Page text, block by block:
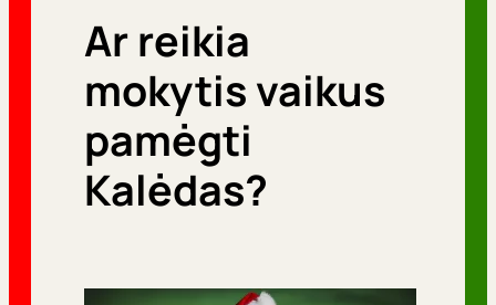
s
Ar reikia
mokytis vaikus
pamėgti
Kalėdas?